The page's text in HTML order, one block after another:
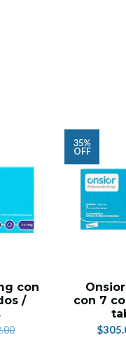
con
/
35%
OFF
con 7